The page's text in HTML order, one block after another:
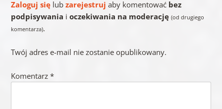
Zaloguj sięlub zarejestruj aby komentować bez
podpisywania i oczekiwania na moderację (od drugiego
komentarza).
Twój adres e-mail nie zostanie opublikowany.
Komentarz *